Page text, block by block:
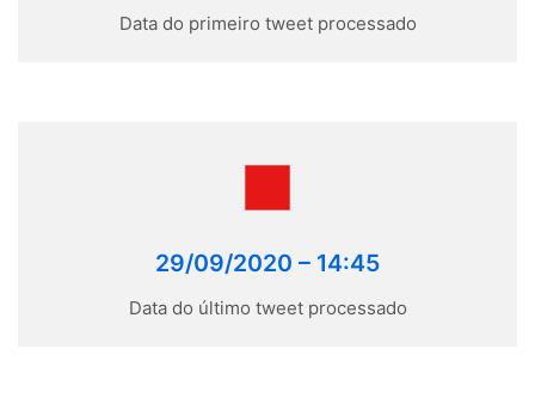
Data do primeiro tweet processado
29/09/2020 – 14:45
Data do último tweet processado